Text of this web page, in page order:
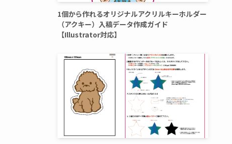
1個から作れるオリジナルアクリルキーホルダー
（アクキー）入稿データ作成ガイド
【Illustrator対応】